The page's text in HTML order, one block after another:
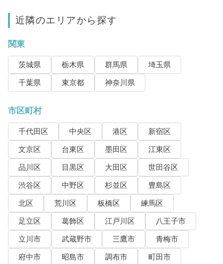
近隣のエリアから探す
関東
茨城県 栃木県 群馬県
埼玉県
千葉県
東京都 神奈川県
市区町村
千代田区 中央区 港区
新宿区
文京区
台東区 墨田区
江東区
品川区
目黒区 大田区
世田谷区
渋谷区
中野区 杉並区
豊島区
北区
荒川区 板橋区
練馬区
足立区
葛飾区 江戸川区
八王子市
立川市
武蔵野市 三鷹市
青梅市
府中市
昭島市 調布市
町田市